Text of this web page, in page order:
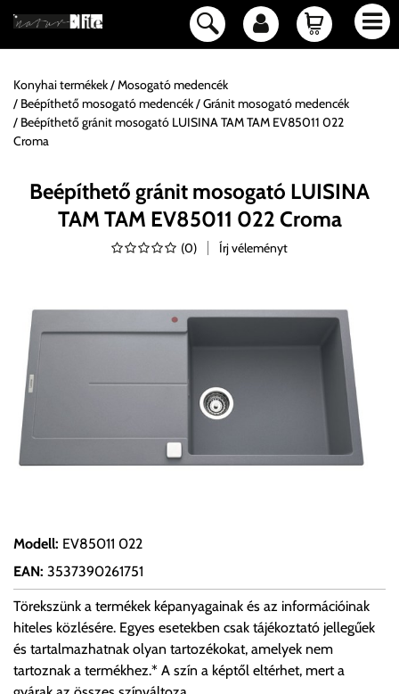
Konyhai termékek
Mosogató medencék
Beépíthető mosogató medencék
Gránit mosogató medencék
Beépíthető gránit mosogató LUISINA TAM TAM EV85011 022
Croma
Beépíthető gránit mosogató LUISINA
TAM TAM EV85011 022 Croma
(0) Írj véleményt
Modell: EV85011 022
EAN: 3537390261751
Törekszünk a termékek képanyagainak és az információinak
hiteles közlésére. Egyes esetekben csak tájékoztató jellegűek
és tartalmazhatnak olyan tartozékokat, amelyek nem
tartoznak a termékhez.* A szín a képtől eltérhet, mert a